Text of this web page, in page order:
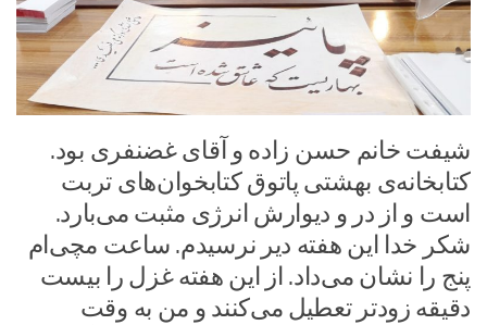
شیفت خانم حسن زاده و آقای غضنفری بود.
کتابخانه‌ی بهشتی پاتوق کتابخوان‌های تربت
است و از در و دیوارش انرژی مثبت می‌بارد.
شکر خدا این هفته دیر نرسیدم. ساعت مچی‌ام
پنج را نشان می‌داد. از این هفته غزل را بیست
دقیقه زودتر تعطیل می‌کنند و من به وقت